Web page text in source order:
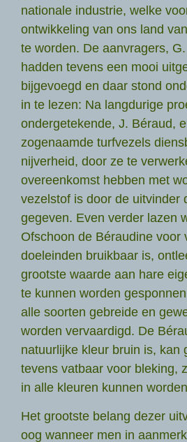
nationale industrie, welke
ontwikkeling van ons land
te worden. De aanvragers,
hadden tevens een mooi
bijgevoegd en daar stond
in te lezen: Na langdurige
ondergetekende, J. Béraud,
zogenaamde turfvezels
nijverheid, door ze te
overeenkomst hebben met
vezelstof is door de uitvinder
gegeven. Even verder lazen
Ofschoon de Béraudine voor
doeleinden bruikbaar is,
grootste waarde aan hare
te kunnen worden
alle soorten gebreide en
worden vervaardigd. De
natuurlijke kleur bruin is, kan
tevens vatbaar voor bleking,
in alle kleuren kunnen
Het grootste belang dezer
oog wanneer men in